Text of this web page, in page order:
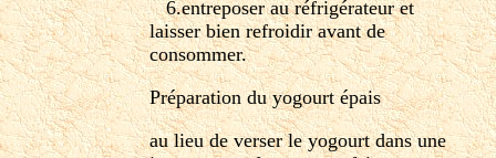
6.entreposer au réfrigérateur et
laisser bien refroidir avant de
consommer.
Préparation du yogourt épais
au lieu de verser le yogourt dans une